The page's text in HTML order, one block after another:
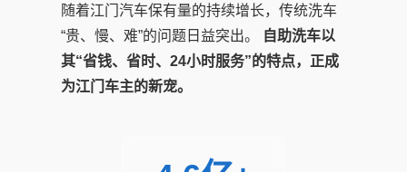
随着江门汽车保有量的持续增长，传统洗车
“贵、慢、难”的问题日益突出。
自助洗车以
其“省钱、省时、24小时服务”的特点，正成
为江门车主的新宠。